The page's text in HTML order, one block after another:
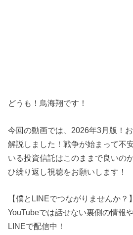
どうも！鳥海翔です！
今回の動画では、2026年3月版！
解説しました！戦争が始まって不
いる投資信託はこのままで良いの
ひ繰り返し視聴をお願いします！
【僕とLINEでつながりませんか？】
YouTubeでは話せない裏側の情報
LINEで配信中！